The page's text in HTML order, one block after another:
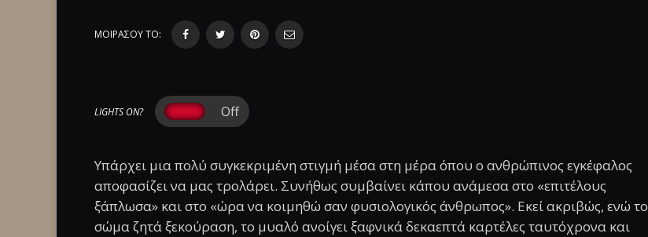
ΜΟΙΡΑΣΟΥ ΤΟ:
LIGHTS ON?
Υπάρχει μια πολύ συγκεκριμένη στιγμή μέσα στη μέρα όπου ο ανθρώπινος εγκέφαλος
αποφασίζει να μας τρολάρει. Συνήθως συμβαίνει κάπου ανάμεσα στο «επιτέλους
ξάπλωσα» και στο «ώρα να κοιμηθώ σαν φυσιολογικός άνθρωπος». Εκεί ακριβώς, ενώ το
σώμα ζητά ξεκούραση, το μυαλό ανοίγει ξαφνικά δεκαεπτά καρτέλες ταυτόχρονα και